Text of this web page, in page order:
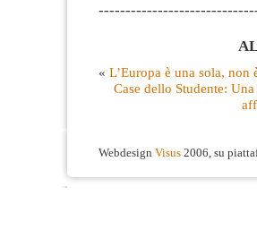
« L’Europa è una sola,
Case dello Studente:
Webdesign Visus 2006, su